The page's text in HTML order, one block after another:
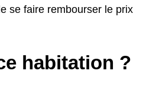
se faire rembourser le prix
habitation ?